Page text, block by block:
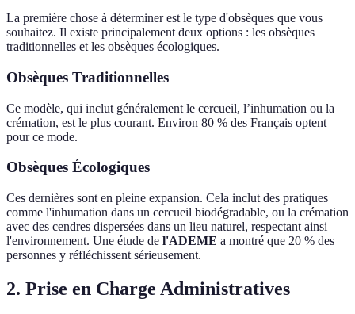
La première chose à déterminer est le type d'obsèques que vous
souhaitez. Il existe principalement deux options : les obsèques
traditionnelles et les obsèques écologiques.
Obsèques Traditionnelles
Ce modèle, qui inclut généralement le cercueil, l’inhumation ou la
crémation, est le plus courant. Environ 80 % des Français optent
pour ce mode.
Obsèques Écologiques
Ces dernières sont en pleine expansion. Cela inclut des pratiques
comme l'inhumation dans un cercueil biodégradable, ou la crémation
avec des cendres dispersées dans un lieu naturel, respectant ainsi
l'environnement. Une étude de l'ADEME a montré que 20 % des
personnes y réfléchissent sérieusement.
2. Prise en Charge Administratives